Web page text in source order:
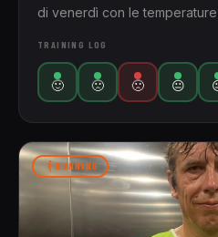
di venerdì con le
TRAINING LOG
🙂 🙁 🙁 😐
RUNNING